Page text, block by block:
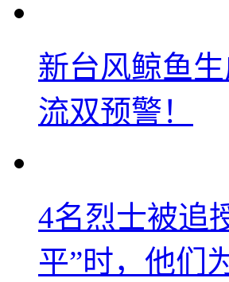
新台风鲸鱼
流双预警！
4名烈士被追
平”时，他们